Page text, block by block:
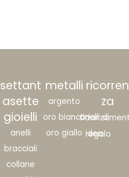
settant
asette
gioielli
anelli
bracciali
collane
metalli
argento
oro bianco
oro giallo
ricorren
za
anelli di
idea regalo